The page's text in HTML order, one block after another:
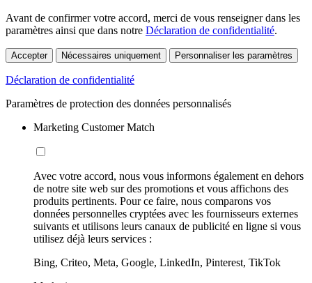
Avant de confirmer votre accord, merci de vous renseigner dans les
paramètres ainsi que dans notre Déclaration de confidentialité.
Accepter Nécessaires uniquement Personnaliser les paramètres
Déclaration de confidentialité
Paramètres de protection des données personnalisés
Marketing Customer Match
Avec votre accord, nous vous informons également en dehors
de notre site web sur des promotions et vous affichons des
produits pertinents. Pour ce faire, nous comparons vos
données personnelles cryptées avec les fournisseurs externes
suivants et utilisons leurs canaux de publicité en ligne si vous
utilisez déjà leurs services :
Bing, Criteo, Meta, Google, LinkedIn, Pinterest, TikTok